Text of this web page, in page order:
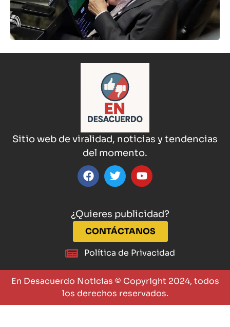
¿Quieres publicidad?
CONTÁCTANOS
Política de Privacidad
Sitio web de viralidad, noticias y tendencias
del momento.
En Desacuerdo Noticias © Copyright 2024, todos
los derechos reservados.